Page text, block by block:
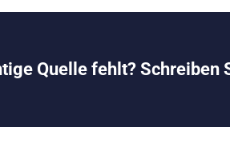
Quelle fehlt? Schreiben